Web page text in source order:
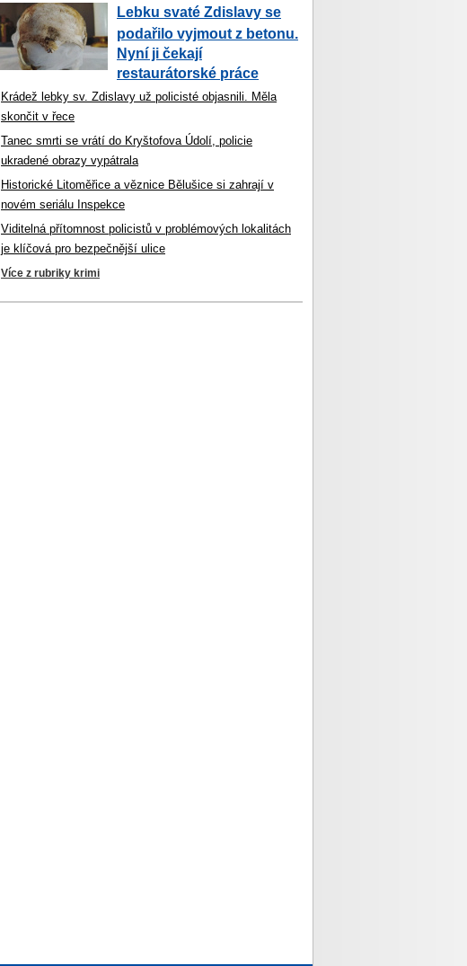
Lebku svaté Zdislavy se
podařilo vyjmout z betonu.
Nyní ji čekají
restaurátorské práce
Krádež lebky sv. Zdislavy už policisté objasnili. Měla
skončit v řece
Tanec smrti se vrátí do Kryštofova Údolí, policie
ukradené obrazy vypátrala
Historické Litoměřice a věznice Bělušice si zahrají v
novém seriálu Inspekce
Viditelná přítomnost policistů v problémových lokalitách
je klíčová pro bezpečnější ulice
Více z rubriky krimi